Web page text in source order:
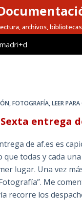
archivos,
,FOTOGRAFÍA,LEER
Sexta entrega
de af.es es
que todas y cada
lugar. Una vez
Me
recorre los